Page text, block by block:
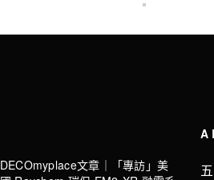
DECOmyplace文章｜「專訪」美